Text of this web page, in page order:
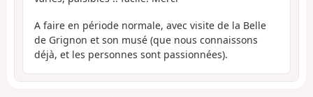
A faire en période normale, avec visite de la Belle
de Grignon et son musé (que nous connaissons
déjà, et les personnes sont passionnées).